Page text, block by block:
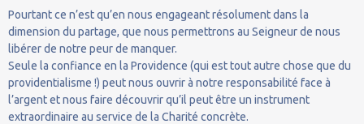
Pourtant ce n’est qu’en nous engageant résolument dans la
dimension du partage, que nous permettrons au Seigneur de nous
libérer de notre peur de manquer.
Seule la confiance en la Providence (qui est tout autre chose que du
providentialisme !) peut nous ouvrir à notre responsabilité face à
l’argent et nous faire découvrir qu’il peut être un instrument
extraordinaire au service de la Charité concrète.